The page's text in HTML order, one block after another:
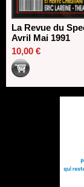
La Revue du
Avril Mai 1991
10,00 €